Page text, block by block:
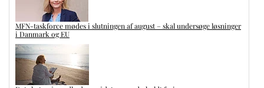
MFN-taskforce mødes i slutningen af august – skal undersøge løsninger
i Danmark og EU